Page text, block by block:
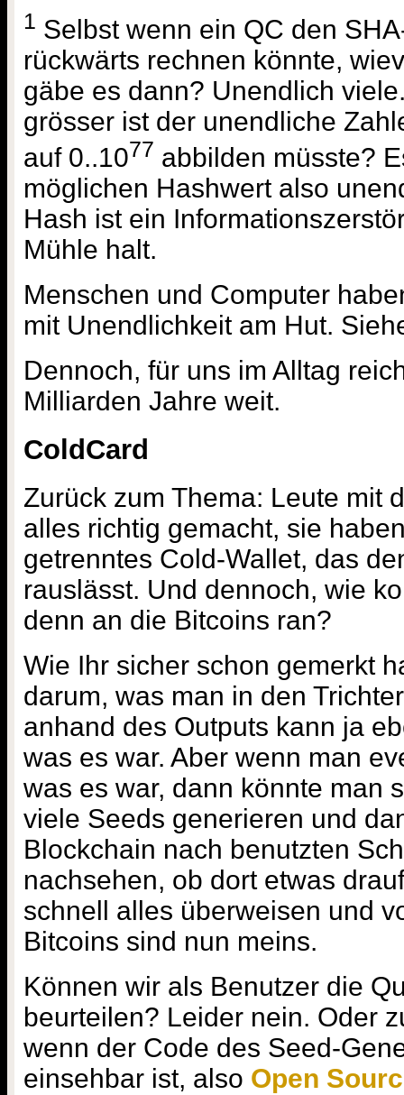
1 Selbst wenn ein QC den
rückwärts rechnen könnte,
gäbe es dann? Unendlich
grösser ist der unendliche
auf 0..1077 abbilden müsste?
möglichen Hashwert also
Hash ist ein
Mühle halt.
Menschen und Computer
mit Unendlichkeit am Hut.
Dennoch, für uns im Alltag
Milliarden Jahre weit.
ColdCard
Zurück zum Thema: Leute mit
alles richtig gemacht, sie
getrenntes Cold-Wallet, das
rauslässt. Und dennoch, wie
denn an die Bitcoins ran?
Wie Ihr sicher schon gemerkt
darum, was man in den
anhand des Outputs kann ja
was es war. Aber wenn man
was es war, dann könnte man
viele Seeds generieren und
Blockchain nach benutzten
nachsehen, ob dort etwas
schnell alles überweisen und
Bitcoins sind nun meins.
Können wir als Benutzer die
beurteilen? Leider nein. Oder
wenn der Code des Seed-
einsehbar ist, also Open